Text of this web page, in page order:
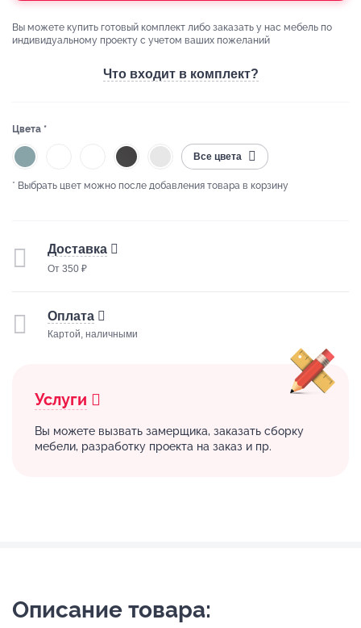
Вы можете купить готовый комплект либо заказать у нас мебель по
индивидуальному проекту с учетом ваших пожеланий
Что входит в комплект?
Цвета *
Все цвета
* Выбрать цвет можно после добавления товара в корзину
Доставка
От 350 ₽
Оплата
Картой, наличными
Услуги
Вы можете вызвать замерщика, заказать сборку
мебели, разработку проекта на заказ и пр.
Описание товара: